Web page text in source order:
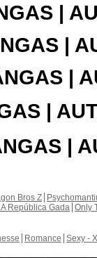
|
|
|
|
|
Bros Z
República Gada Only
Romance Sexy -